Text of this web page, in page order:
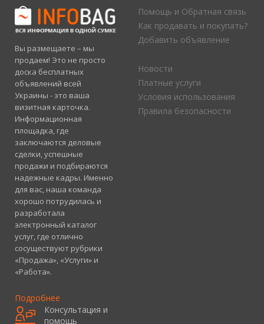
Вы размещаете – мы
продаем! Это не просто
доска бесплатных
объявлений всей
Украины - это ваша
визитная карточка.
Информационная
площадка, где
заключаются деловые
сделки, успешные
продажи и подбираются
надежные кадры. Именно
для вас, наша команда
хорошо потрудилась и
разработала
электронный каталог
услуг, где отлично
сосуществуют рубрики
«Продажа», «Услуги» и
«Работа».
Подробнее
Помощь и Обратная связь
Как продавать и покупать?
Добавить объявление
Новости
Платные услуги
Условия использования
Правила безопасности
Консультация и
помощь